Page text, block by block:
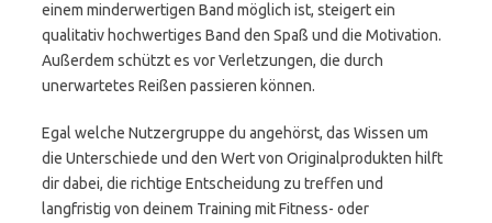
einem minderwertigen Band möglich ist, steigert ein
qualitativ hochwertiges Band den Spaß und die Motivation.
Außerdem schützt es vor Verletzungen, die durch
unerwartetes Reißen passieren können.
Egal welche Nutzergruppe du angehörst, das Wissen um
die Unterschiede und den Wert von Originalprodukten hilft
dir dabei, die richtige Entscheidung zu treffen und
langfristig von deinem Training mit Fitness- oder